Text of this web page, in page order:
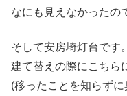
なにも見えなかったの
そして安房埼灯台です
建て替えの際にこちら
(移ったことを知らず